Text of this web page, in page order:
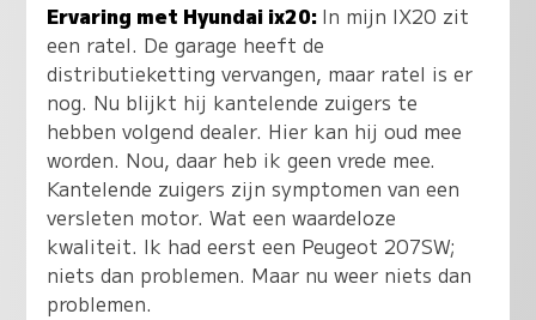
Ervaring met Hyundai ix20: In mijn IX20 zit
een ratel. De garage heeft de
distributieketting vervangen, maar ratel is er
nog. Nu blijkt hij kantelende zuigers te
hebben volgend dealer. Hier kan hij oud mee
worden. Nou, daar heb ik geen vrede mee.
Kantelende zuigers zijn symptomen van een
versleten motor. Wat een waardeloze
kwaliteit. Ik had eerst een Peugeot 207SW;
niets dan problemen. Maar nu weer niets dan
problemen.